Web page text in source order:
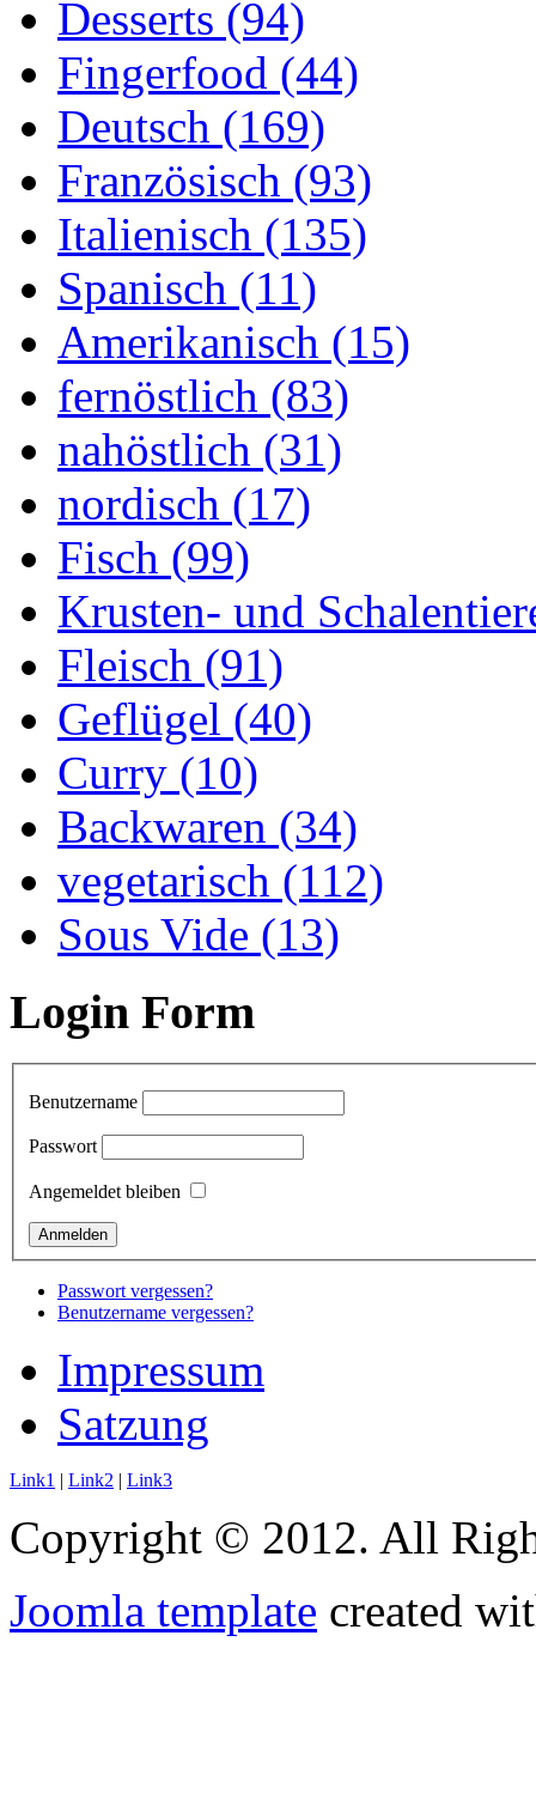
Desserts (94)
Fingerfood (44)
Deutsch (169)
Französisch (93)
Italienisch (135)
Spanisch (11)
Amerikanisch (15)
fernöstlich (83)
nahöstlich (31)
nordisch (17)
Fisch (99)
Krusten- und
Fleisch (91)
Geflügel (40)
Curry (10)
Backwaren (34)
vegetarisch (112)
Sous Vide (13)
Login Form
Benutzername
Passwort
Angemeldet bleiben
Passwort vergessen?
Benutzername vergessen?
Impressum
Satzung
Link1 | Link2 | Link3
Copyright © 2012. All
Joomla template created